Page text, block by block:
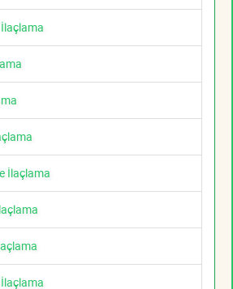
İlaçlama